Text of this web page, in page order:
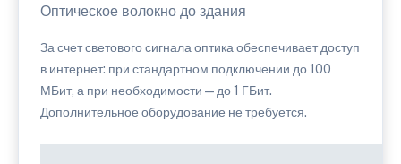
Оптическое волокно до здания
За счет светового сигнала оптика обеспечивает доступ
в интернет: при стандартном подключении до 100
МБит, а при необходимости — до 1 ГБит.
Дополнительное оборудование не требуется.